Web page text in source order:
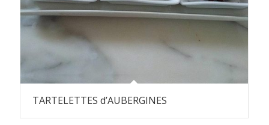
TARTELETTES d’AUBERGINES